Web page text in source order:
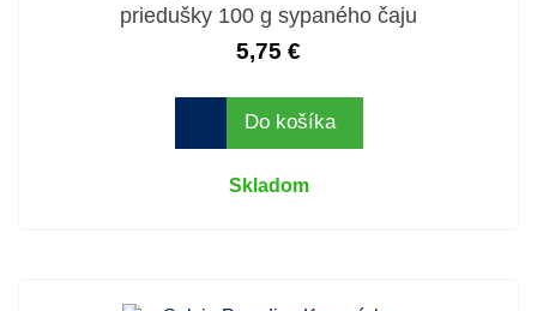
priedušky 100 g sypaného čaju
5,75 €
Do košíka
Skladom